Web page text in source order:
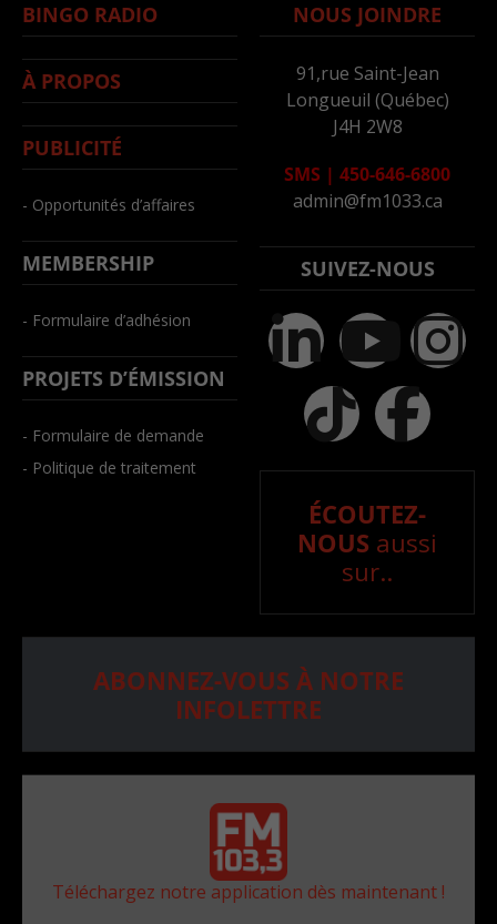
BINGO RADIO
À PROPOS
PUBLICITÉ
- Opportunités d’affaires
MEMBERSHIP
- Formulaire d’adhésion
PROJETS D’ÉMISSION
- Formulaire de demande
- Politique de traitement
NOUS JOINDRE
91,rue Saint-Jean
Longueuil (Québec)
J4H 2W8
SMS | 450-646-6800
admin@fm1033.ca
SUIVEZ-NOUS
ÉCOUTEZ-
NOUS aussi
sur..
ABONNEZ-VOUS À NOTRE
INFOLETTRE
Téléchargez notre application dès maintenant !